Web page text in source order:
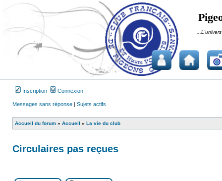
Inscription Connexion
Messages sans réponse | Sujets actifs
Accueil du forum » Accueil » La vie du club
Circulaires pas reçues